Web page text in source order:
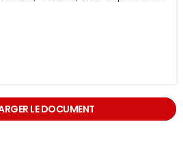
LE DOCUMENT